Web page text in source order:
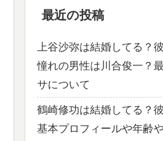
最近の投稿
上谷沙弥は結婚してる？
憧れの男性は川合俊一？
サについて
鶴崎修功は結婚してる？
基本プロフィールや年齢